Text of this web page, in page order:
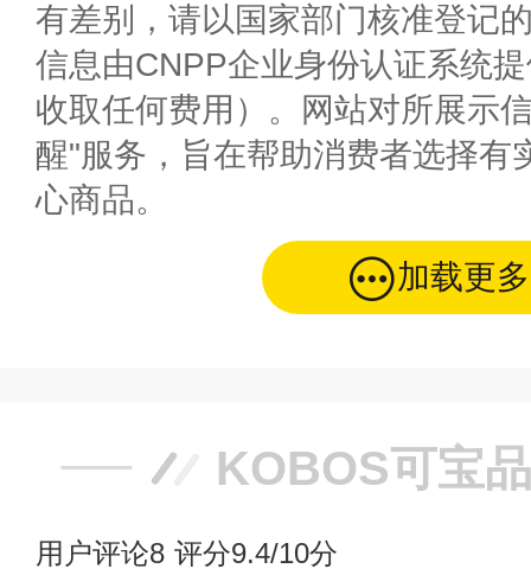
有差别，请以国家部门核准登记
信息由CNPP企业身份认证系统
收取任何费用）。网站对所展示
醒"服务，旨在帮助消费者选择有
心商品。
加载更多
KOBOS可宝
用户评论8 评分9.4/10分